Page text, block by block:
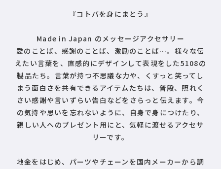
『コトバを身にまとう』
Made in Japan のメッセージアクセサリー
愛のことば、感謝のことば、激励のことば…。様々な伝
えたい言葉を、直感的にデザインして表現をした5108の
製品たち。言葉が持つ不思議な力や、くすっと笑ってし
まう面白さを共有できるアイテムたちは、普段、照れく
さい感謝や言いずらい告白などをさらっと伝えます。今
の気持や思いを忘れないように、自身で身につけたり、
親しい人へのプレゼント用にと、気軽に渡せるアクセサ
リーです。
地金をはじめ、パーツやチェーンを国内メーカーから調